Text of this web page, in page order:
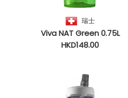
瑞士
Viva NAT Green 0.75L
HKD148.00